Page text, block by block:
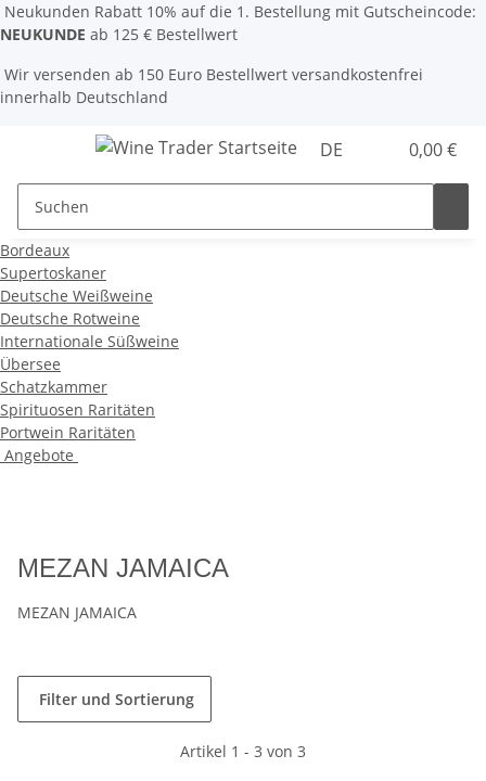
Neukunden Rabatt 10% auf die 1. Bestellung mit Gutscheincode:
NEUKUNDE ab 125 € Bestellwert
Wir versenden ab 150 Euro Bestellwert versandkostenfrei
innerhalb Deutschland
DE 0,00 €
Bordeaux
Supertoskaner
Deutsche Weißweine
Deutsche Rotweine
Internationale Süßweine
Übersee
Schatzkammer
Spirituosen Raritäten
Portwein Raritäten
Angebote
MEZAN JAMAICA
MEZAN JAMAICA
Filter und Sortierung
Artikel 1 - 3 von 3